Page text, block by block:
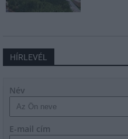
HÍRLEVÉL
Név
E-mail cím